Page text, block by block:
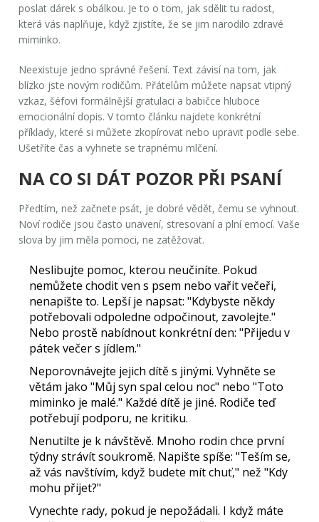
poslat dárek s obálkou. Je to o tom, jak sdělit tu radost,
která vás naplňuje, když zjistíte, že se jim narodilo zdravé
miminko.
Neexistuje jedno správné řešení. Text závisí na tom, jak
blízko jste novým rodičům. Přátelům můžete napsat vtipný
vzkaz, šéfovi formálnější gratulaci a babičce hluboce
emocionální dopis. V tomto článku najdete konkrétní
příklady, které si můžete zkopírovat nebo upravit podle sebe.
Ušetříte čas a vyhnete se trapnému mlčení.
NA CO SI DÁT POZOR PŘI PSANÍ
Předtím, než začnete psát, je dobré vědět, čemu se vyhnout.
Noví rodiče jsou často unavení, stresovaní a plní emocí. Vaše
slova by jim měla pomoci, ne zatěžovat.
Neslibujte pomoc, kterou neučiníte. Pokud
nemůžete chodit ven s psem nebo vařit večeři,
nenapište to. Lepší je napsat: "Kdybyste někdy
potřebovali odpoledne odpočinout, zavolejte."
Nebo prostě nabídnout konkrétní den: "Přijedu v
pátek večer s jídlem."
Neporovnávejte jejich dítě s jinými. Vyhněte se
větám jako "Můj syn spal celou noc" nebo "Toto
miminko je malé." Každé dítě je jiné. Rodiče teď
potřebují podporu, ne kritiku.
Nenutilte je k návštěvě. Mnoho rodin chce první
týdny strávít soukromě. Napište spíše: "Teším se,
až vás navštívím, když budete mít chuť," než "Kdy
mohu přijet?"
Vynechte rady, pokud je nepožádali. I když máte